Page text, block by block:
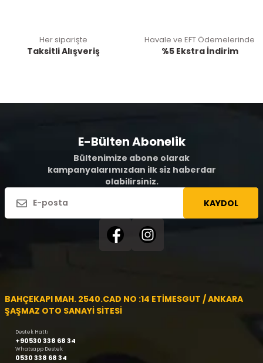
Her siparişte
Taksitli Alışveriş
Havale ve EFT Ödemelerinde
%5 Ekstra İndirim
E-Bülten Abonelik
Bültenimize abone olarak
kampanyalarımızdan ilk siz haberdar
olabilirsiniz.
KAYDOL
BAHÇEKAPI MAH. 2540.CAD NO :14 ETİMESGUT / ANKARA
ŞAŞMAZ OTO SANAYİ SİTESİ
Destek Hattı
+90530 338 68 34
Whatsapp Destek
0530 338 68 34